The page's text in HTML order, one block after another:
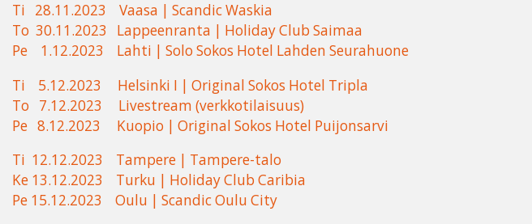
Ti 28.11.2023 Vaasa | Scandic Waskia
To 30.11.2023 Lappeenranta | Holiday Club Saimaa
Pe 1.12.2023 Lahti | Solo Sokos Hotel Lahden Seurahuone
Ti 5.12.2023 Helsinki I | Original Sokos Hotel Tripla
To 7.12.2023 Livestream (verkkotilaisuus)
Pe 8.12.2023 Kuopio | Original Sokos Hotel Puijonsarvi
Ti 12.12.2023 Tampere | Tampere-talo
Ke 13.12.2023 Turku | Holiday Club Caribia
Pe 15.12.2023 Oulu | Scandic Oulu City